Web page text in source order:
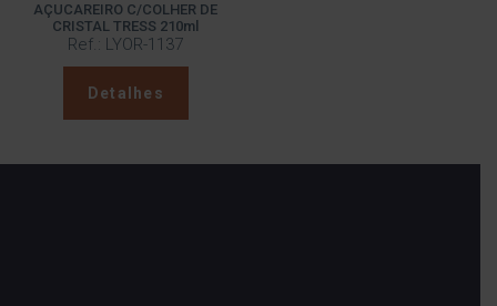
AÇUCAREIRO C/COLHER DE
CRISTAL TRESS 210ml
Ref.: LYOR-1137
Detalhes